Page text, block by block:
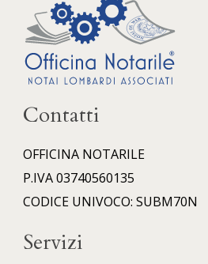
Contatti
OFFICINA NOTARILE
P.IVA 03740560135
CODICE UNIVOCO: SUBM70N
Servizi